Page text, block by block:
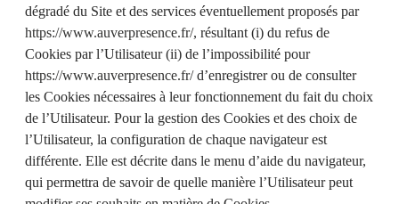
dégradé du Site et des services éventuellement proposés par
https://www.auverpresence.fr/, résultant (i) du refus de
Cookies par l’Utilisateur (ii) de l’impossibilité pour
https://www.auverpresence.fr/d’enregistrer ou de consulter
les Cookies nécessaires à leur fonctionnement du fait du choix
de l’Utilisateur. Pour la gestion des Cookies et des choix de
l’Utilisateur, la configuration de chaque navigateur est
différente. Elle est décrite dans le menu d’aide du navigateur,
qui permettra de savoir de quelle manière l’Utilisateur peut